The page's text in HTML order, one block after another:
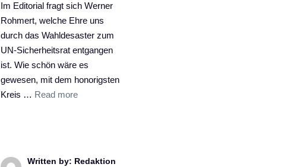
Im Editorial fragt sich Werner
Rohmert, welche Ehre uns
durch das Wahldesaster zum
UN-Sicherheitsrat entgangen
ist. Wie schön wäre es
gewesen, mit dem honorigsten
Kreis … Read more
Written by: Redaktion